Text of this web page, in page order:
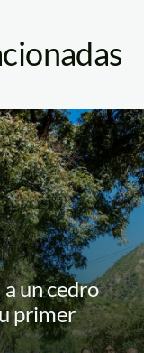
un cedro
primer